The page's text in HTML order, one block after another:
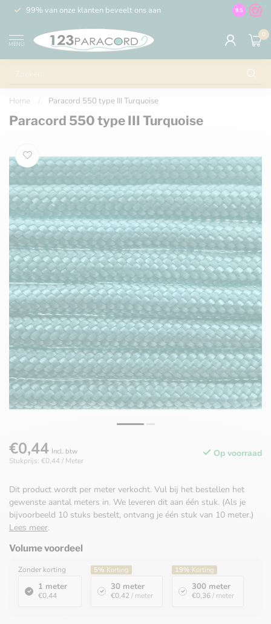
99% van onze klanten beveelt ons aan 100% de
9.5
MENU
0
Home Paracord 550 type III Turquoise
Paracord 550 type III Turquoise
€0,44 Incl. btw
Stukprijs: €0,44 / Meter
Op voorraad
Dit product wordt per meter verkocht. Vul bij het bestellen het
gewenste aantal meters in. We leveren dit aan één stuk. (Als je
bijvoorbeeld 10 stuks bestelt, ontvang je één stuk van 10 meter.)
Lees meer.
Volume voordeel
Zonder korting
1 meter
€0,44
5% Korting
30 meter
€0,42/ meter
19% Korting
300 meter
€0,36/ meter